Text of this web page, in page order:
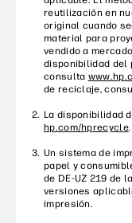
reutilización en
original cuando
material para
vendido a
disponibilidad del
consulta
de reciclaje,
La disponibilidad
hp.com/hprecycle.
Un sistema de
papel y
de DE-UZ 219 de
versiones
impresión.